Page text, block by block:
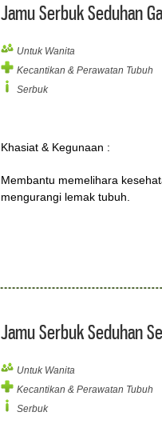
Jamu Serbuk Seduhan
Untuk Wanita
Kecantikan & Perawatan Tubuh
Serbuk
Khasiat & Kegunaan :
Membantu memelihara
mengurangi lemak tubuh.
Jamu Serbuk Seduhan
Untuk Wanita
Kecantikan & Perawatan Tubuh
Serbuk